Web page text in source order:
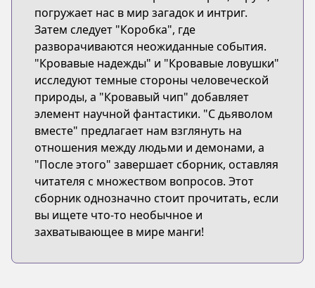
погружает нас в мир загадок и интриг.
Затем следует "Коробка", где
разворачиваются неожиданные события.
"Кровавые надежды" и "Кровавые ловушки"
исследуют темные стороны человеческой
природы, а "Кровавый чип" добавляет
элемент научной фантастики. "С дьяволом
вместе" предлагает нам взглянуть на
отношения между людьми и демонами, а
"После этого" завершает сборник, оставляя
читателя с множеством вопросов. Этот
сборник однозначно стоит прочитать, если
вы ищете что-то необычное и
захватывающее в мире манги!